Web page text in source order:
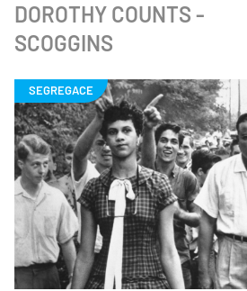
DOROTHY COUNTS -
SCOGGINS